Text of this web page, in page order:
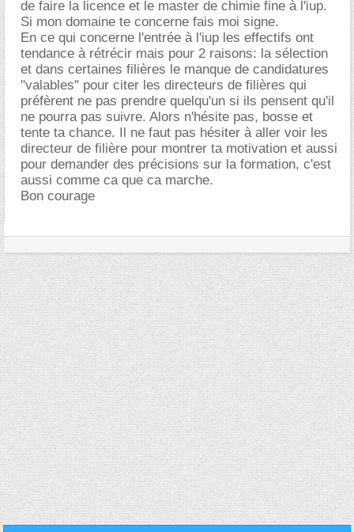
de faire la licence et le master de chimie fine à l'iup.
Si mon domaine te concerne fais moi signe.
En ce qui concerne l'entrée à l'iup les effectifs ont
tendance à rétrécir mais pour 2 raisons: la sélection
et dans certaines filières le manque de candidatures
"valables" pour citer les directeurs de filières qui
préfèrent ne pas prendre quelqu'un si ils pensent qu'il
ne pourra pas suivre. Alors n'hésite pas, bosse et
tente ta chance. Il ne faut pas hésiter à aller voir les
directeur de filière pour montrer ta motivation et aussi
pour demander des précisions sur la formation, c'est
aussi comme ca que ca marche.
Bon courage